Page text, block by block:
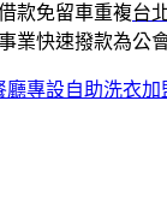
款免留車重複台
業快速撥款為公
廳專設自助洗衣